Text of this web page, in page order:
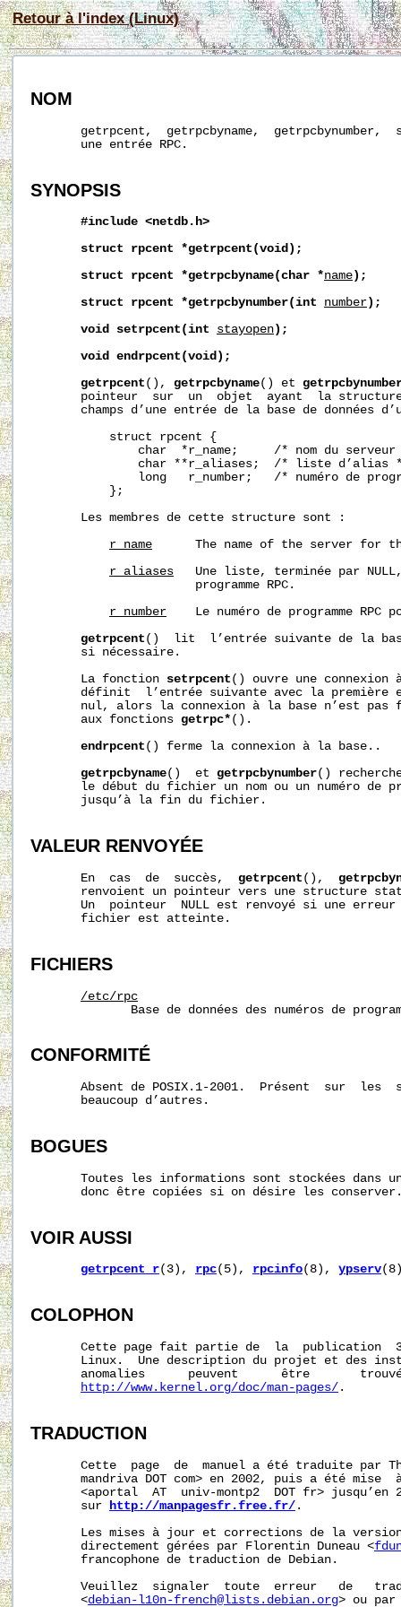
Retour à l'index (Linux)
NOM
getrpcent,  getrpcbyname,  getrpcbynumber,
       une entrée RPC.
SYNOPSIS
#include <netdb.h>
struct
rpcent
*getrpcent(void);
struct
rpcent *getrpcbyname(char *name );
struct
rpcent *getrpcbynumber(int number );
void setrpcent(int stayopen );
void endrpcent(void);
getrpcent (), getrpcbyname() et
pointeur  sur  un  objet  ayant  la
champs d’une entrée de la base de données
           struct rpcent {
char  *r_name;     /* nom du
char **r_aliases;  /* liste d’alias
long   r_number;   /* numéro de
           };
       Les membres de cette structure sont :
r_name
The name of the server for
r_aliases
Une liste, terminée par
                       programme RPC.
r_number
Le numéro de programme RPC
getrpcent ()  lit  l’entrée suivante de la
       si nécessaire.
       La fonction
setrpcent () ouvre une connexion
définit  l’entrée suivante avec la première
nul, alors la connexion à la base n’est pas
       aux fonctions
getrpc* ().
endrpcent () ferme la connexion à la base..
getrpcbyname()  et getrpcbynumber()
le début du fichier un nom ou un numéro de
       jusqu’à la fin du fichier.
VALEUR RENVOYÉE
       En  cas  de  succès,
getrpcent (),
renvoient un pointeur vers une structure
Un  pointeur  NULL est renvoyé si une
       fichier est atteinte.
FICHIERS
/etc/rpc
Base de données des numéros de
CONFORMITÉ
Absent de POSIX.1-2001.  Présent  sur  les
       beaucoup d’autres.
BOGUES
Toutes les informations sont stockées dans
donc être copiées si on désire les
VOIR AUSSI
getrpcent_r(3), rpc(5), rpcinfo(8), ypserv
COLOPHON
Cette page fait partie de  la  publication
Linux.  Une description du projet et des
anomalies      peuvent      être
http://www.kernel.org/doc/man-pages/ .
TRADUCTION
Cette  page  de  manuel a été traduite par
mandriva DOT com> en 2002, puis a été mise
<aportal  AT  univ-montp2  DOT fr> jusqu’en
       sur
http://manpagesfr.free.fr/ .
Les mises à jour et corrections de la
       directement gérées par Florentin Duneau <
       francophone de traduction de Debian.
Veuillez  signaler  toute  erreur   de
       <
debian-l10n-french@lists.debian.org> ou par